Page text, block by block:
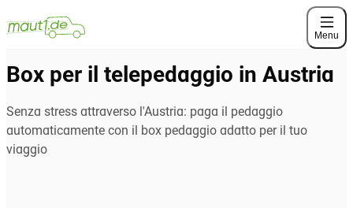
Menu
Box per il telepedaggio in Austria
Senza stress attraverso l'Austria: paga il pedaggio
automaticamente con il box pedaggio adatto per il tuo
viaggio